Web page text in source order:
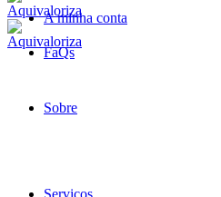
A minha conta
FaQs
Sobre
Serviços